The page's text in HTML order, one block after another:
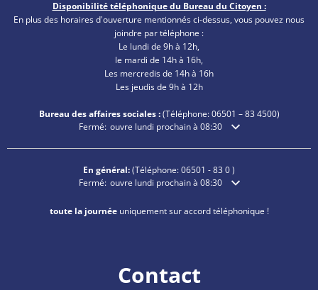
Disponibilité téléphonique du Bureau du Citoyen :
En plus des horaires d'ouverture mentionnés ci-dessus, vous pouvez nous
joindre par téléphone :
Le lundi de 9h à 12h,
le mardi de 14h à 16h,
Les mercredis de 14h à 16h
Les jeudis de 9h à 12h
Bureau des affaires sociales :(Téléphone:06501 – 834500)
Cliquez pour masquer les heures d'ouverture ou de
Fermé: ouvre lundi prochain à 08:30
En général:(Téléphone:06501 - 83 0)
Cliquez pour masquer les heures d'ouverture ou de
Fermé: ouvre lundi prochain à 08:30
toute la journéeuniquement sur accord téléphonique !
Contact